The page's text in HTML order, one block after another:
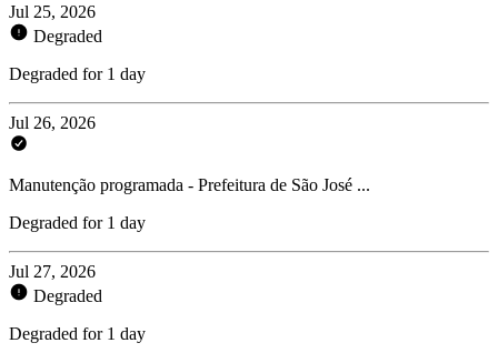
Jul 25, 2026
Degraded
Degraded for 1 day
Jul 26, 2026
Manutenção programada - Prefeitura de São José ...
Degraded for 1 day
Jul 27, 2026
Degraded
Degraded for 1 day